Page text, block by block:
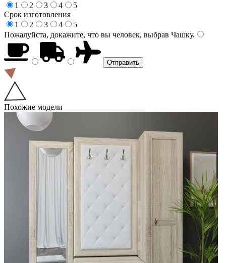
1
2 3 4
5
Срок изготовления
1
2 3 4
5
Пожалуйста, докажите, что вы человек, выбрав Чашку.
Похожие модели